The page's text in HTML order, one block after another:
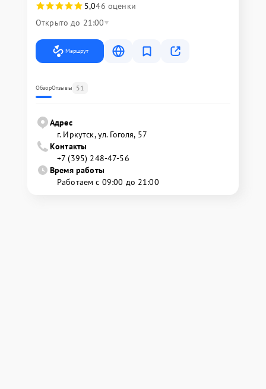
5,046 оценки
Открыто до 21:00
Маршрут
ОбзорОтзывы 51
Адрес
г. Иркутск, ул. ​Гоголя, 57
Контакты
+7 (395) 248-47-56
Время работы
Работаем с 09:00 до 21:00